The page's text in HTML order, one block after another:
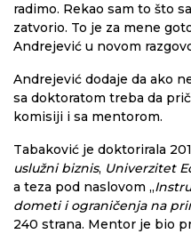
radimo. Rekao sam to što
zatvorio. To je za mene
Andrejević u novom
Andrejević dodaje da ako
sa doktoratom treba da
komisiji i sa mentorom.
Tabaković je doktorirala
uslužni biznis, Univerzitet
a teza pod naslovom „
dometi i ograničenja na
240 strana. Mentor je bio